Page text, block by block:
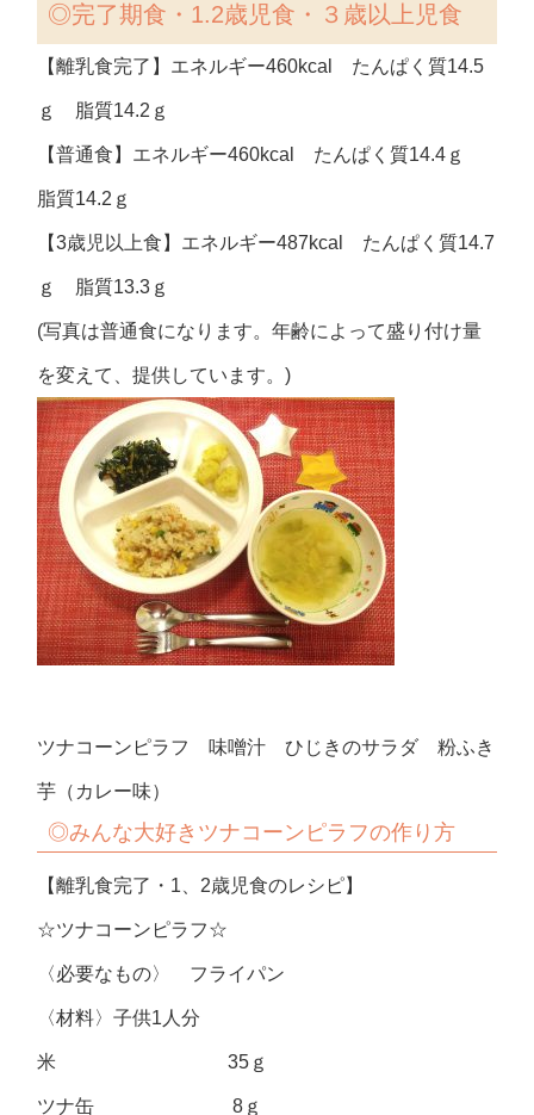
◎完了期食・1.2歳児食・３歳以上児食
【離乳食完了】エネルギー460kcal たんぱく質14.5
ｇ 脂質14.2ｇ
【普通食】エネルギー460kcal たんぱく質14.4ｇ
脂質14.2ｇ
【3歳児以上食】エネルギー487kcal たんぱく質14.7
ｇ 脂質13.3ｇ
(写真は普通食になります。年齢によって盛り付け量
を変えて、提供しています。)
ツナコーンピラフ 味噌汁 ひじきのサラダ 粉ふき
芋（カレー味）
◎みんな大好きツナコーンピラフの作り方
【離乳食完了・1、2歳児食のレシピ】
☆ツナコーンピラフ☆
〈必要なもの〉 フライパン
〈材料〉子供1人分
米 35ｇ
ツナ缶 8ｇ